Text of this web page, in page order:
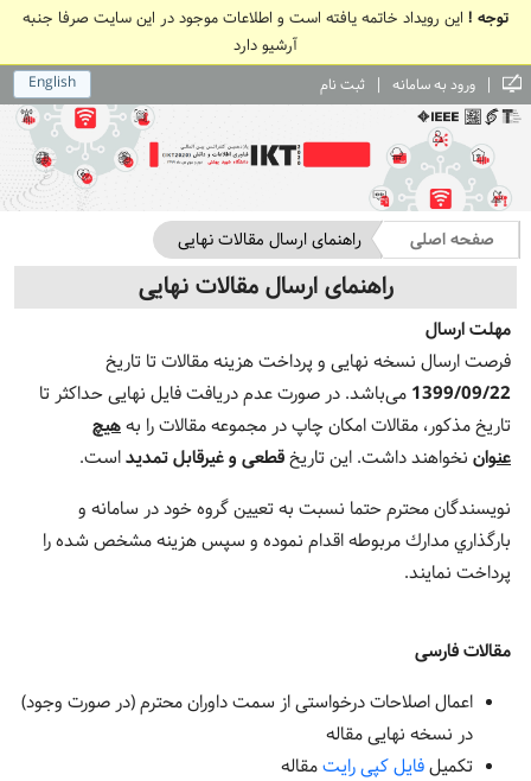
توجه ! این رویداد خاتمه یافته است و اطلاعات موجود در این سایت صرفا جنبه
آرشیو دارد
| ورود به سامانه | ثبت نام English
صفحه اصلی راهنمای ارسال مقالات نهایی
راهنمای ارسال مقالات نهایی
مهلت ارسال
فرصت ارسال نسخه نهایی و پرداخت هزینه مقالات تا تاریخ
1399/09/22 می‌باشد. در صورت عدم دریافت فایل نهایی حداکثر تا
تاریخ مذکور، مقالات امکان چاپ در مجموعه مقالات را بههیچ
عنوان نخواهند داشت. این تاریخقطعی و غیرقابل تمدیداست.
نویسندگان محترم حتما نسبت به تعيين گروه خود در سامانه و
بارگذاري مدارك مربوطه اقدام نموده و سپس هزينه مشخص شده را
پرداخت نمايند.
مقالات فارسی
اعمال اصلاحات درخواستی از سمت داوران محترم (در صورت وجود)
در نسخه نهایی مقاله
تکمیلفایل کپی رایتمقاله